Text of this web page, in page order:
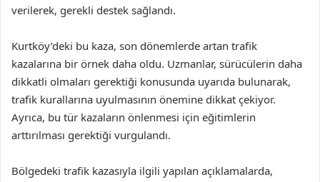
verilerek, gerekli destek sağlandı.
Kurtköy’deki bu kaza, son dönemlerde artan trafik
kazalarına bir örnek daha oldu. Uzmanlar, sürücülerin daha
dikkatli olmaları gerektiği konusunda uyarıda bulunarak,
trafik kurallarına uyulmasının önemine dikkat çekiyor.
Ayrıca, bu tür kazaların önlenmesi için eğitimlerin
arttırılması gerektiği vurgulandı.
Bölgedeki trafik kazasıyla ilgili yapılan açıklamalarda,